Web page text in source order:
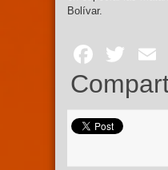
Bolívar.